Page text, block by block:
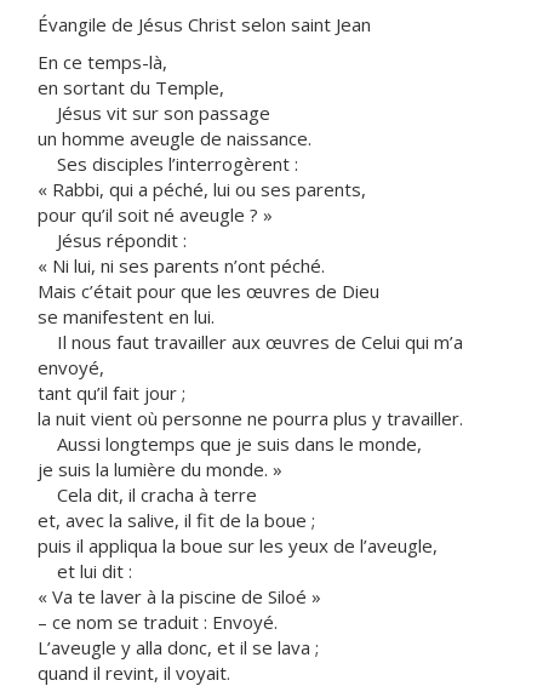
Évangile de Jésus Christ selon saint Jean
En ce temps-là,
en sortant du Temple,
Jésus vit sur son passage
un homme aveugle de naissance.
Ses disciples l’interrogèrent :
« Rabbi, qui a péché, lui ou ses parents,
pour qu’il soit né aveugle ? »
Jésus répondit :
« Ni lui, ni ses parents n’ont péché.
Mais c’était pour que les œuvres de Dieu
se manifestent en lui.
Il nous faut travailler aux œuvres de Celui qui m’a
envoyé,
tant qu’il fait jour ;
la nuit vient où personne ne pourra plus y travailler.
Aussi longtemps que je suis dans le monde,
je suis la lumière du monde. »
Cela dit, il cracha à terre
et, avec la salive, il fit de la boue ;
puis il appliqua la boue sur les yeux de l’aveugle,
et lui dit :
« Va te laver à la piscine de Siloé »
– ce nom se traduit : Envoyé.
L’aveugle y alla donc, et il se lava ;
quand il revint, il voyait.